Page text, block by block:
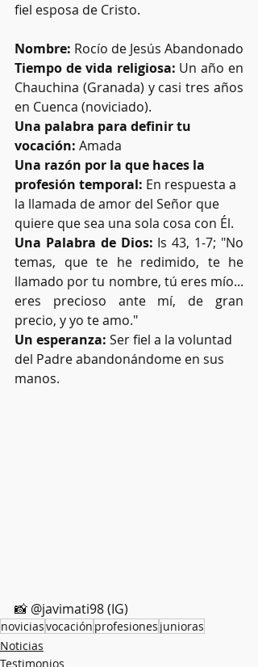
fiel esposa de Cristo.
Nombre: Rocío de Jesús Abandonado
Tiempo de vida religiosa: Un año en
Chauchina (Granada) y casi tres años
en Cuenca (noviciado).
Una palabra para definir tu
vocación: Amada
Una razón por la que haces la
profesión temporal: En respuesta a
la llamada de amor del Señor que
quiere que sea una sola cosa con Él.
Una Palabra de Dios: Is 43, 1-7; "No
temas, que te he redimido, te he
llamado por tu nombre, tú eres mío...
eres precioso ante mí, de gran
precio, y yo te amo."
Un esperanza: Ser fiel a la voluntad
del Padre abandonándome en sus
manos.
📸 @javimati98 (IG)
noviciasvocación profesiones junioras
Noticias
Testimonios